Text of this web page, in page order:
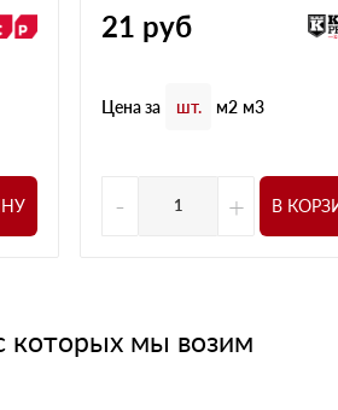
21 руб
Цена за шт. м2 м3
- + В
которых мы возим